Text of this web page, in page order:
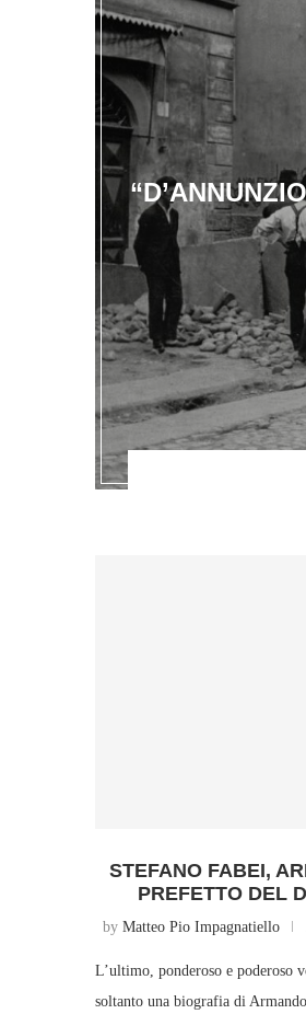
STEFANO FABEI,
PREFETTO DEL
byMatteo Pio Impagnatiello
L’ultimo, ponderoso e poderoso
soltanto una biografia di